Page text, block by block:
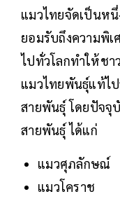
แมวไทยจัดเป็นห
ยอมรับถึงความพิ
ไปทั่วโลกทำให้ช
แมวไทยพันธุ์แท้ไ
สายพันธุ์ โดยปัจจุ
สายพันธุ์ ได้แก่
แมวศุภลักษณ์
แมวโคราช